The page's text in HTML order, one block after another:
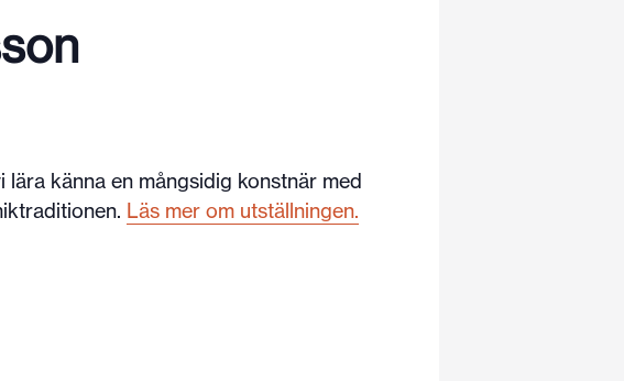
lära känna en mångsidig konstnär med
Läs mer om utställningen.